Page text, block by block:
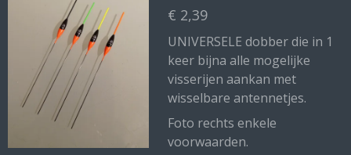
€ 2,39
UNIVERSELE dobber die in 1
keer bijna alle mogelijke
visserijen aankan met
wisselbare antennetjes.
Foto rechts enkele
voorwaarden.